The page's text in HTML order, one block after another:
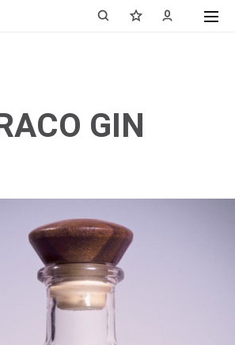
GIN